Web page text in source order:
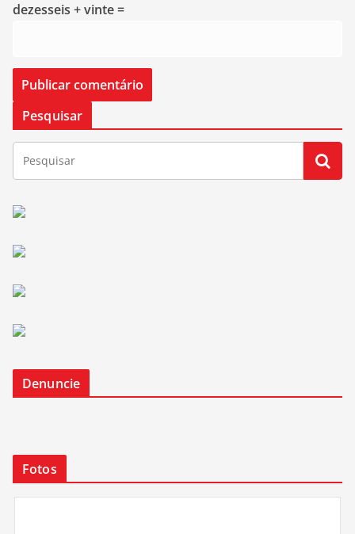
dezesseis + vinte =
Pesquisar
Denuncie
Fotos